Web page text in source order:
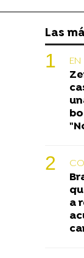
Las
EN
a